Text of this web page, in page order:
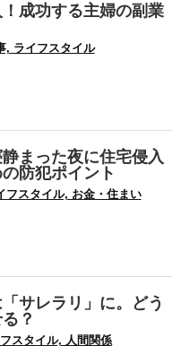
成功する主婦の副業
, ライフスタイル
まった夜に住宅侵入
防犯ポイント
フスタイル, お金・住まい
サレラリ」に。どう
？
スタイル, 人間関係